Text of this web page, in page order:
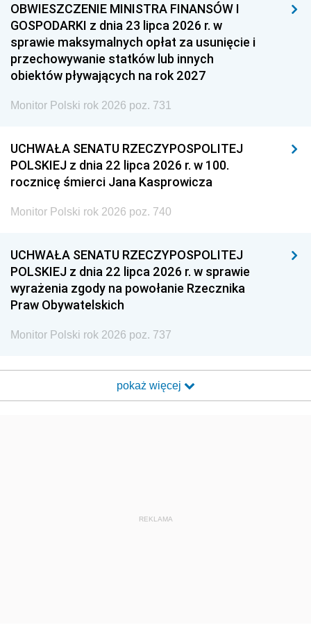
OBWIESZCZENIE MINISTRA FINANSÓW I
GOSPODARKI z dnia 23 lipca 2026 r. w
sprawie maksymalnych opłat za usunięcie i
przechowywanie statków lub innych
obiektów pływających na rok 2027
Monitor Polski rok 2026 poz. 731
UCHWAŁA SENATU RZECZYPOSPOLITEJ
POLSKIEJ z dnia 22 lipca 2026 r. w 100.
rocznicę śmierci Jana Kasprowicza
Monitor Polski rok 2026 poz. 740
UCHWAŁA SENATU RZECZYPOSPOLITEJ
POLSKIEJ z dnia 22 lipca 2026 r. w sprawie
wyrażenia zgody na powołanie Rzecznika
Praw Obywatelskich
Monitor Polski rok 2026 poz. 737
pokaż więcej
REKLAMA